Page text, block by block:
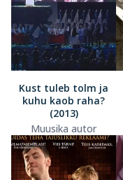
Kust tuleb tolm ja
kuhu kaob raha?
(2013)
Muusika autor